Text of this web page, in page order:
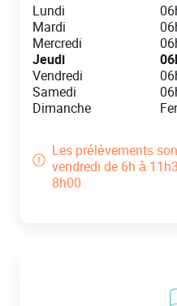
Day of the Week
Lundi
Mardi
Mercredi
Jeudi
Vendredi
Samedi
Dimanche
Les prélèvements
vendredi de 6h à
8h00